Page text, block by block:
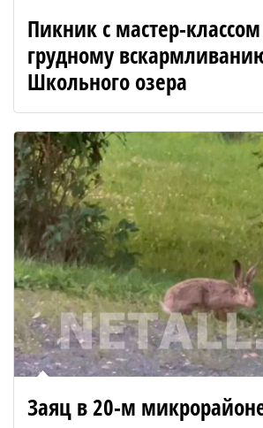
Пикник с мастер-
грудному
Школьного озера
Заяц в 20-м